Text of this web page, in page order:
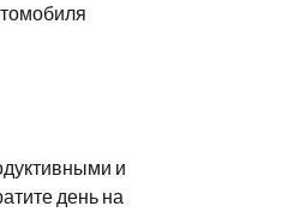
и
день на